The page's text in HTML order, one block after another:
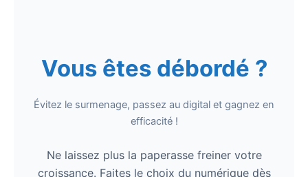
Vous êtes débordé ?
Évitez le surmenage, passez au digital et gagnez en
efficacité !
Ne laissez plus la paperasse freiner votre
croissance. Faites le choix du numérique dès